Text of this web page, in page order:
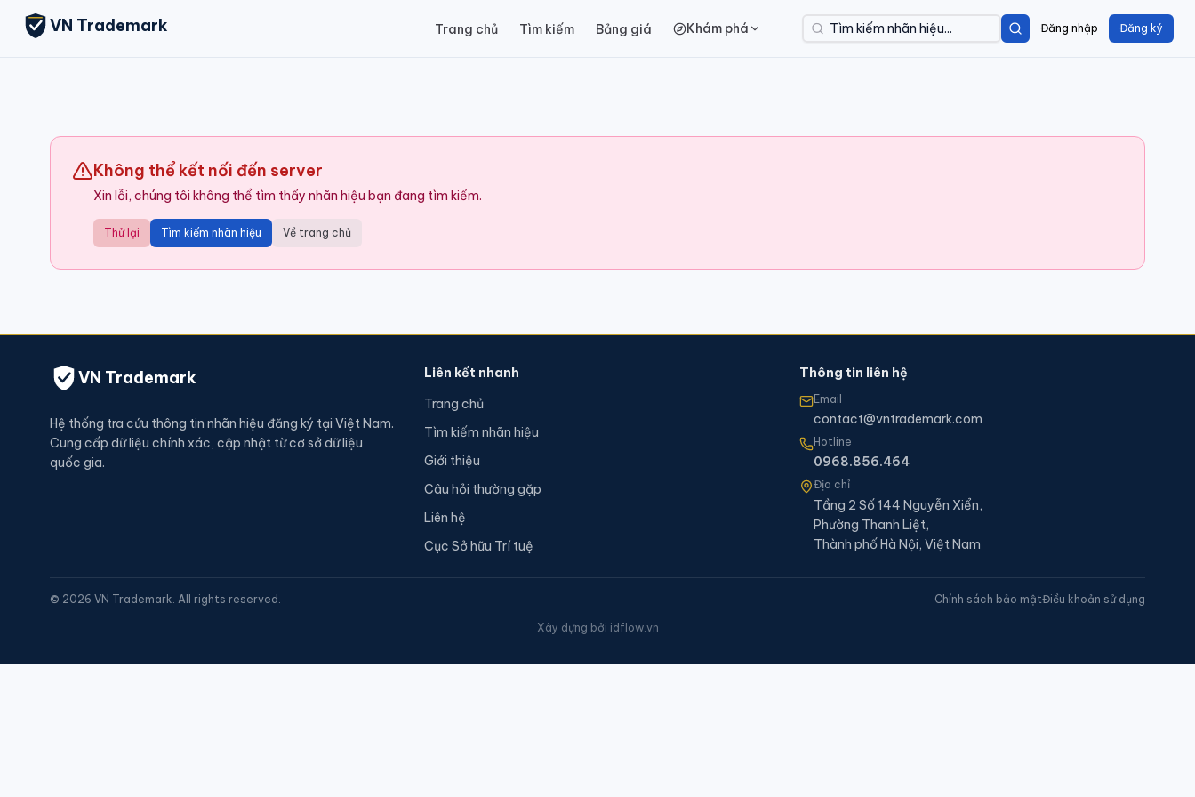
VN Trademark Trang chủ Tìm kiếm Bảng giá Khám phá Đăng nhập Đăng ký
Không thể kết nối đến server
Xin lỗi, chúng tôi không thể tìm thấy nhãn hiệu bạn đang tìm kiếm.
Thử lại Tìm kiếm nhãn hiệu Về trang chủ
VN Trademark
Hệ thống tra cứu thông tin nhãn hiệu đăng ký tại Việt Nam.
Cung cấp dữ liệu chính xác, cập nhật từ cơ sở dữ liệu
quốc gia.
Liên kết nhanh
Trang chủ
Tìm kiếm nhãn hiệu
Giới thiệu
Câu hỏi thường gặp
Liên hệ
Cục Sở hữu Trí tuệ
Thông tin liên hệ
Email
contact@vntrademark.com
Hotline
0968.856.464
Địa chỉ
Tầng 2 Số 144 Nguyễn Xiển,
Phường Thanh Liệt,
Thành phố Hà Nội, Việt Nam
© 2026 VN Trademark. All rights reserved. Chính sách bảo mậtĐiều khoản sử dụng
Xây dựng bởi idflow.vn